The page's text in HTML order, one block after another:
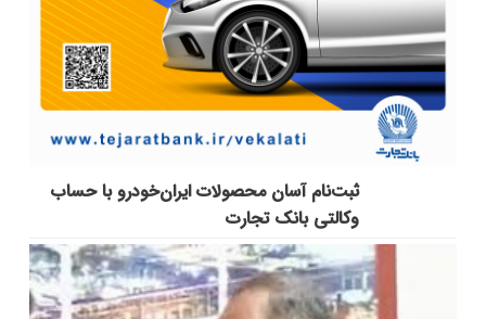
ثبت‌نام آسان محصولات ایران‌خودرو با حساب
وکالتی بانک تجارت